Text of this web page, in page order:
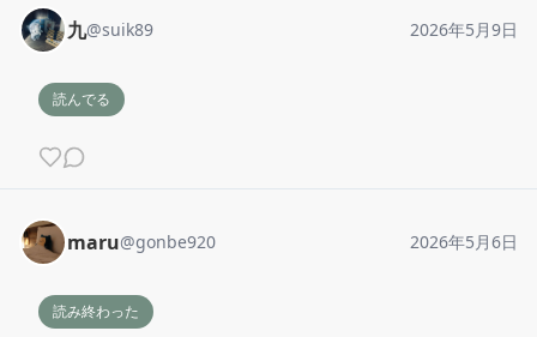
九@suik89 2026年5月9日
読んでる
maru@gonbe920 2026年5月6日
読み終わった